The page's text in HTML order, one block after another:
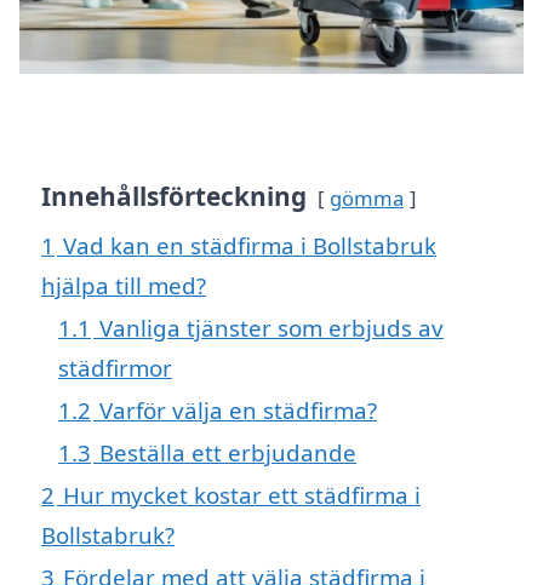
Innehållsförteckning gömma
1 Vad kan en städfirma i Bollstabruk
hjälpa till med?
1.1 Vanliga tjänster som erbjuds av
städfirmor
1.2 Varför välja en städfirma?
1.3 Beställa ett erbjudande
2 Hur mycket kostar ett städfirma i
Bollstabruk?
3 Fördelar med att välja städfirma i